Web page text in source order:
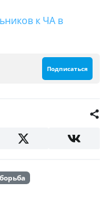
к ЧА в
Подписаться